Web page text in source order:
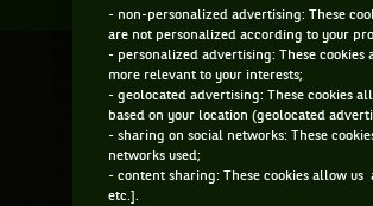
- non-personalized advertising: These
are not personalized according to your
- personalized advertising: These
more relevant to your interests;
- geolocated advertising: These cookies
based on your location (geolocated
- sharing on social networks: These
networks used;
- content sharing: These cookies allow
etc.].